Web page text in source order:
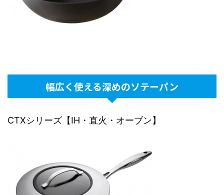
幅広く使える深めのソテーパン
CTXシリーズ【IH・直火・オーブン】